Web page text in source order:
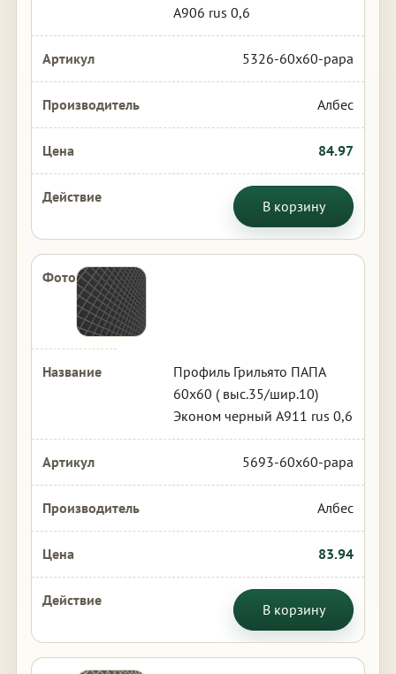
А906 rus 0,6
5326-60x60-papa
Албес
84.97
В корзину
Профиль Грильято ПАПА
60х60 ( выс.35/шир.10)
Эконом черный А911 rus 0,6
5693-60x60-papa
Албес
83.94
В корзину